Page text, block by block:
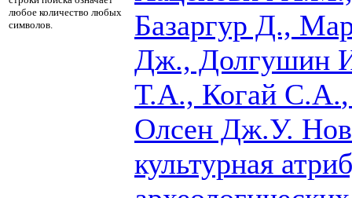
любое количество любых
символов.
Базаргур Д.,
Дж., Долгушин
Т.А., Когай С.А.
Олсен Дж.У.
культурная